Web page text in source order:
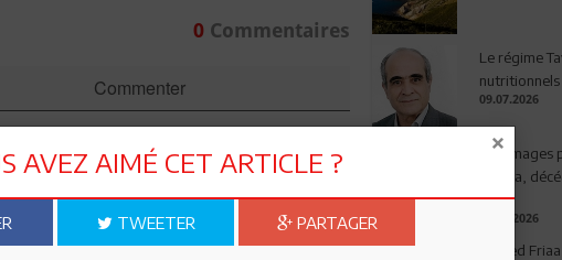
0Commentaires
Commenter
Le régime
09.07.2026
Amara,
deuil
03.08.2026
Ahmed
AVEZ AIMÉ CET ARTICLE ?
TWEETER PARTAGER